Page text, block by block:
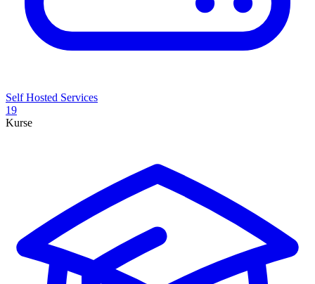
Self Hosted Services
19
Kurse